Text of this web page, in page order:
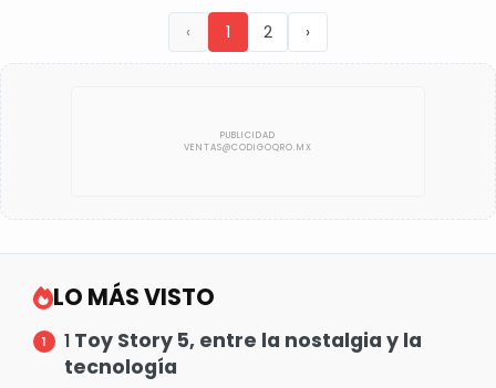
‹ 1 2 ›
LO MÁS VISTO
1 Toy Story 5, entre la nostalgia y la
tecnología